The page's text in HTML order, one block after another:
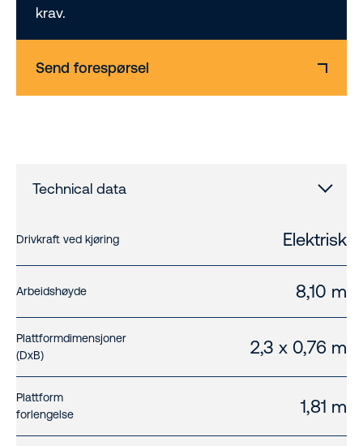
krav.
Send forespørsel
Technical data
Drivkraft ved kjøring Elektrisk
Arbeidshøyde 8,10 m
Plattformdimensjoner
(DxB)
2,3 x 0,76 m
Plattform
forlengelse
1,81 m